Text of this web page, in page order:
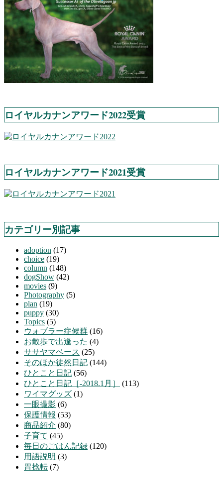
ロイヤルカナンアワード2022受賞
ロイヤルカナンアワード2021受賞
カテゴリー別記事
adoption (17)
choice (19)
column (148)
dogShow (42)
movies (9)
Photography (5)
plan (19)
puppy (30)
Topics (5)
ウォブラー症候群 (16)
お散歩で出逢った (4)
ササヤマベース (25)
そのほか徒然日記 (144)
ひとこと日記 (56)
ひとこと日記［-2018.1月］
(113)
ワイマグッズ (1)
一眼撮影 (6)
保護情報 (53)
商品紹介 (80)
子育て (45)
毎日のごはん記録 (120)
用語説明 (3)
胃捻転 (7)